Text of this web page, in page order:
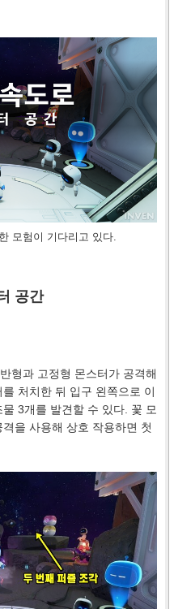
모험이 기다리고 있다.
공간
형과 고정형 몬스터가 공격해
처치한 뒤 입구 왼쪽으로 이
3개를 발견할 수 있다. 꽃 모
을 사용해 상호 작용하면 첫